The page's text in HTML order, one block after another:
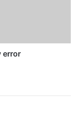
error